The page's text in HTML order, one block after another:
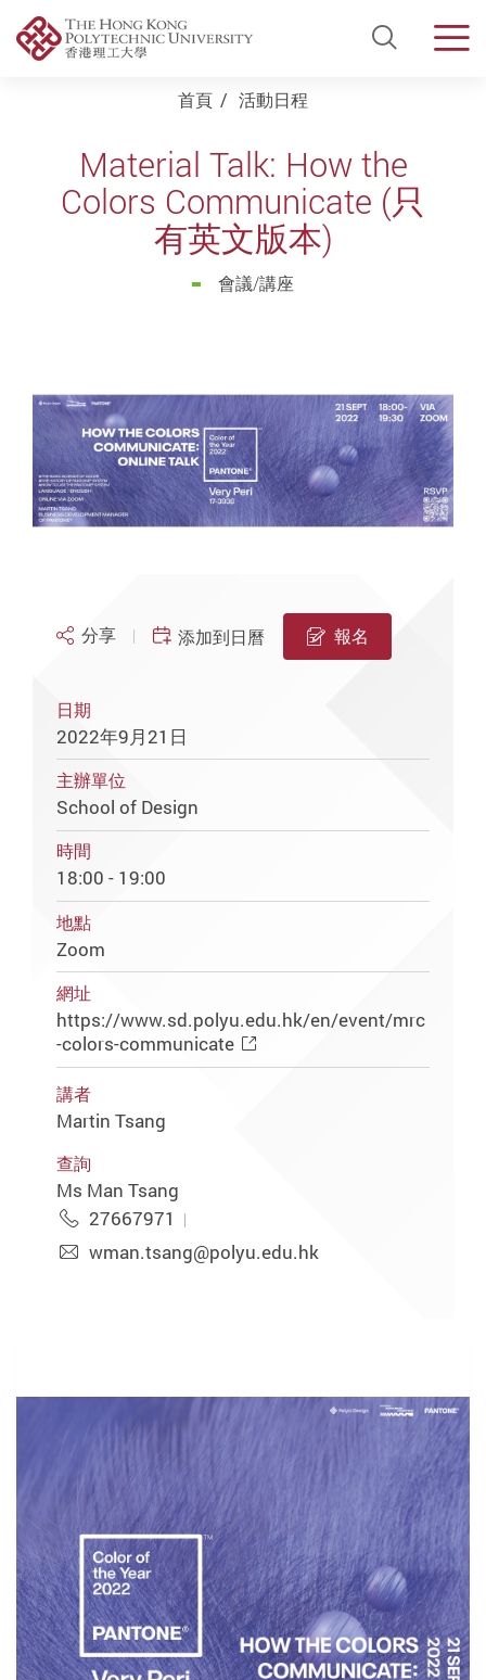
Open
首頁 活動日程
Material Talk: How the
Colors Communicate (只
有英文版本)
會議/講座
分享 添加到日曆 報名
日期
2022年9月21日
主辦單位
School of Design
時間
18:00 - 19:00
地點
Zoom
網址
https://www.sd.polyu.edu.hk/en/event/mrc
-colors-communicate
講者
Martin Tsang
查詢
Ms Man Tsang
27667971
wman.tsang@polyu.edu.hk